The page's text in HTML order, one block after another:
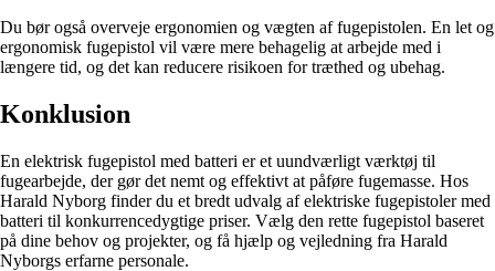
Du bør også overveje ergonomien og vægten af fugepistolen. En let og
ergonomisk fugepistol vil være mere behagelig at arbejde med i
længere tid, og det kan reducere risikoen for træthed og ubehag.
Konklusion
En elektrisk fugepistol med batteri er et uundværligt værktøj til
fugearbejde, der gør det nemt og effektivt at påføre fugemasse. Hos
Harald Nyborg finder du et bredt udvalg af elektriske fugepistoler med
batteri til konkurrencedygtige priser. Vælg den rette fugepistol baseret
på dine behov og projekter, og få hjælp og vejledning fra Harald
Nyborgs erfarne personale.